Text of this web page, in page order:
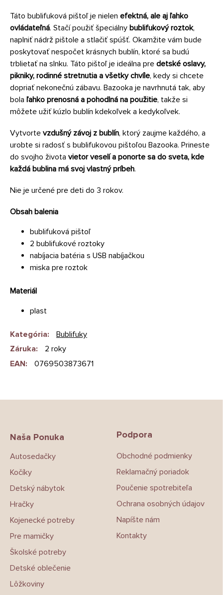
Táto bublifuková pištoľ je nielen efektná, ale aj ľahko
ovládateľná. Stačí použiť špeciálny bublifukový roztok,
naplniť nádrž pištole a stlačiť spúšť. Okamžite vám bude
poskytovať nespočet krásnych bublín, ktoré sa budú
trblietať na slnku. Táto pištoľ je ideálna pre detské oslavy,
pikniky, rodinné stretnutia a všetky chvíle, kedy si chcete
dopriať nekonečnú zábavu. Bazooka je navrhnutá tak, aby
bola ľahko prenosná a pohodlná na použitie, takže si
môžete užiť kúzlo bublín kdekoľvek a kedykoľvek.
Vytvorte vzdušný závoj z bublín, ktorý zaujme každého, a
urobte si radosť s bublifukovou pištoľou Bazooka. Prineste
do svojho života vietor veselí a ponorte sa do sveta, kde
každá bublina má svoj vlastný príbeh.
Nie je určené pre deti do 3 rokov.
Obsah balenia
bublifuková pištoľ
2 bublifukové roztoky
nabíjacia batéria s USB nabíjačkou
miska pre roztok
Materiál
plast
Kategória:
Bublifuky
Záruka:
2 roky
EAN: 0769503873671
Naša Ponuka
Autosedačky
Kočíky
Detský nábytok
Hračky
Kojenecké potreby
Pre mamičky
Školské potreby
Detské oblečenie
Lôžkoviny
Podpora
Obchodné podmienky
Reklamačný poriadok
Poučenie spotrebiteľa
Ochrana osobných údajov
Napíšte nám
Kontakty